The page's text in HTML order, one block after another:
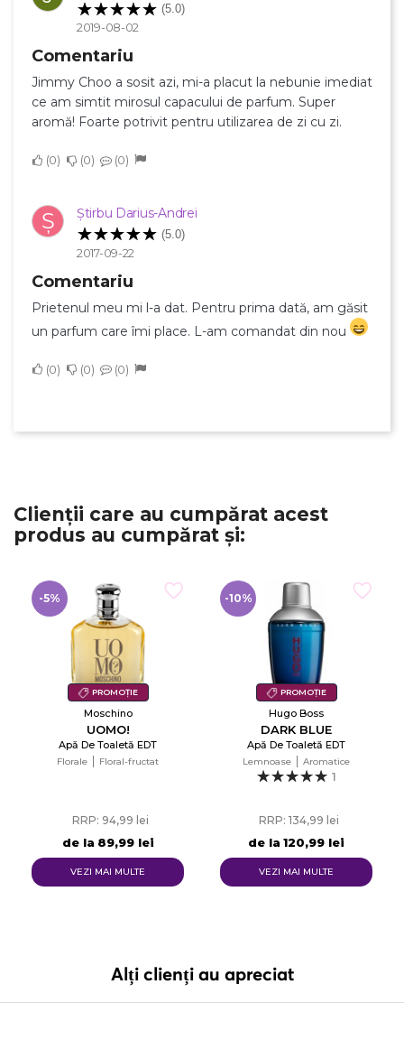
(5.0)
2019-08-02
Comentariu
Jimmy Choo a sosit azi, mi-a placut la nebunie imediat
ce am simtit mirosul capacului de parfum. Super
aromă! Foarte potrivit pentru utilizarea de zi cu zi.
0 0 0
Ș Știrbu Darius-Andrei
(5.0)
2017-09-22
Comentariu
Prietenul meu mi l-a dat. Pentru prima dată, am găsit
un parfum care îmi place. L-am comandat din nou
0 0 0
Clienții care au cumpărat acest
produs au cumpărat și:
PROMOȚIE
-5%
Moschino
UOMO!
Apă De Toaletă EDT
Florale Floral-fructat
de la
RRP: 94,99 lei
89,99 lei
VEZI MAI MULTE
PROMOȚIE
-10%
Hugo Boss
DARK BLUE
Apă De Toaletă EDT
Lemnoase Aromatice
1
de la
RRP: 134,99 lei
120,99 lei
VEZI MAI MULTE
Alți clienți au apreciat